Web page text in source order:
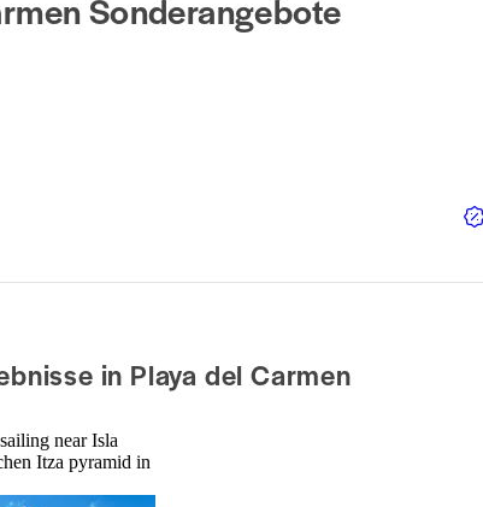
Sonderangebote
in Playa del Carmen
near Isla
Itza pyramid in